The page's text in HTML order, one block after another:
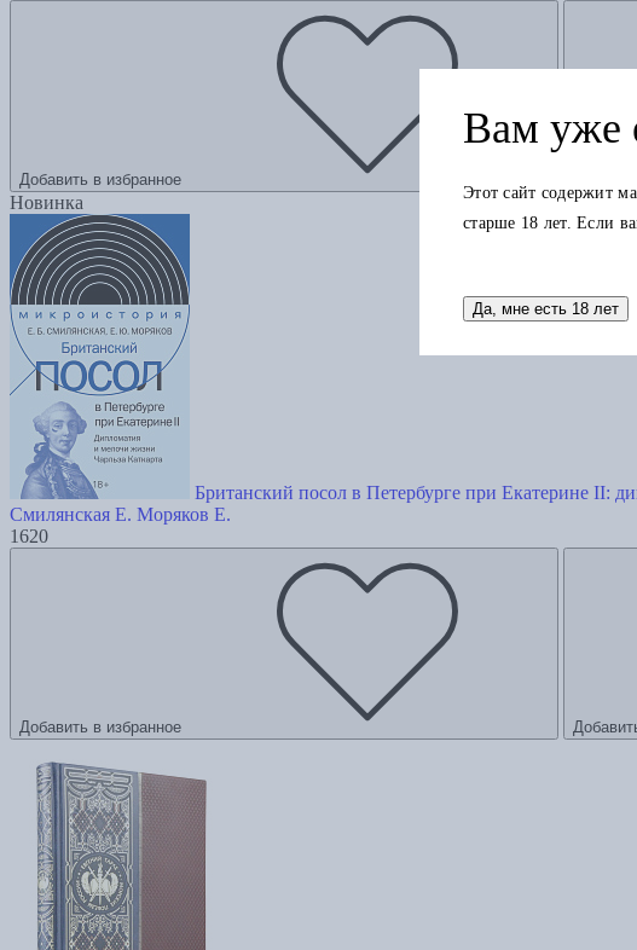
Добавить в избранное
Новинка
Британский посол в Петербурге при Екатерине II:
Смилянская Е. Моряков Е.
1620
Добавить в избранное
Вам уже
Этот сайт содержит
старше 18 лет. Если
Да, мне есть 18 лет